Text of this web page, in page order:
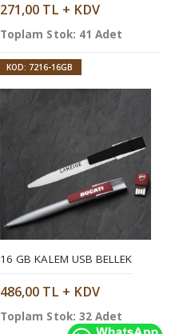
271,00 TL + KDV
Toplam Stok: 41 Adet
KOD: 7216-16GB
16 GB KALEM USB BELLEK
486,00 TL + KDV
Toplam Stok: 32 Adet